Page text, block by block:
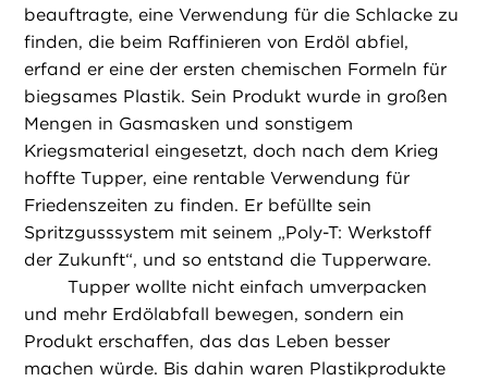
beauftragte, eine Verwendung für die Schlacke zu
finden, die beim Raffinieren von Erdöl abfiel,
erfand er eine der ersten chemischen Formeln für
biegsames Plastik. Sein Produkt wurde in großen
Mengen in Gasmasken und sonstigem
Kriegsmaterial eingesetzt, doch nach dem Krieg
hoffte Tupper, eine rentable Verwendung für
Friedenszeiten zu finden. Er befüllte sein
Spritzgusssystem mit seinem „Poly-T: Werkstoff
der Zukunft“, und so entstand die Tupperware.
Tupper wollte nicht einfach umverpacken
und mehr Erdölabfall bewegen, sondern ein
Produkt erschaffen, das das Leben besser
machen würde. Bis dahin waren Plastikprodukte